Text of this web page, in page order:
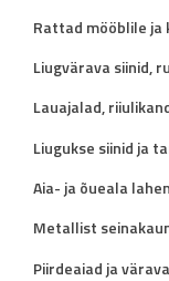
Rattad mööblile ja
Liugvärava siinid,
Lauajalad,
Liugukse siinid ja
Aia- ja õueala
Metallist
Piirdeaiad ja